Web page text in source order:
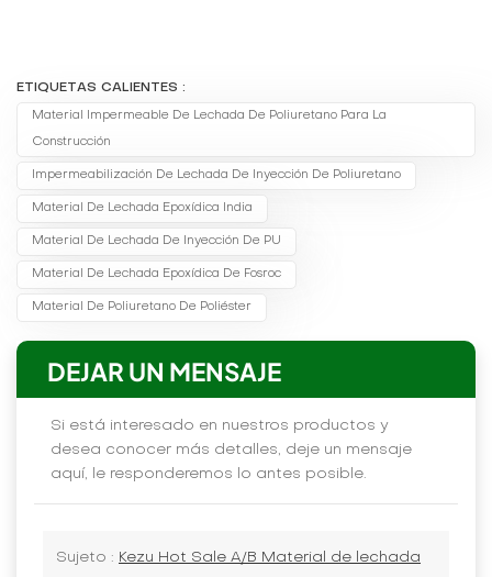
ETIQUETAS CALIENTES :
Material Impermeable De Lechada De Poliuretano Para La
Construcción
Impermeabilización De Lechada De Inyección De Poliuretano
Material De Lechada Epoxídica India
Material De Lechada De Inyección De PU
Material De Lechada Epoxídica De Fosroc
Material De Poliuretano De Poliéster
DEJAR UN MENSAJE
Si está interesado en nuestros productos y
desea conocer más detalles, deje un mensaje
aquí, le responderemos lo antes posible.
Sujeto : Kezu Hot Sale A/B Material de lechada